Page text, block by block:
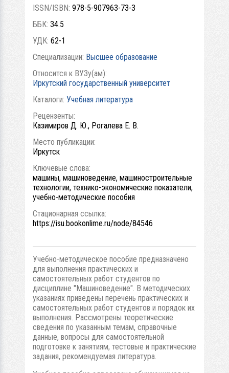
ISSN/ISBN: 978-5-907963-73-3
ББК: 34.5
УДК: 62-1
Специализации: Высшее образование
Относится к ВУЗу(ам):
Иркутский государственный университет
Каталоги: Учебная литература
Рецензенты:
Казимиров Д. Ю., Рогалева Е. В.
Место публикации:
Иркутск
Ключевые слова:
машины, машиноведение, машиностроительные
технологии, технико-экономические показатели,
учебно-методические пособия
Стационарная ссылка:
https://isu.bookonlime.ru/node/84546
Учебно-методическое пособие предназначено
для выполнения практических и
самостоятельных работ студентов по
дисциплине "Машиноведение". В методических
указаниях приведены перечень практических и
самостоятельных работ студентов и порядок их
выполнения. Рассмотрены теоретические
сведения по указанным темам, справочные
данные, вопросы для самостоятельной
подготовке к занятиям, тестовые и практические
задания, рекомендуемая литература.